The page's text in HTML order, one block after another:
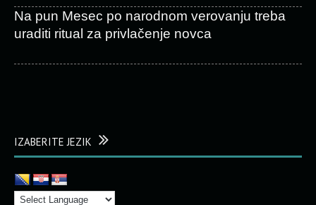
Na pun Mesec po narodnom verovanju treba
uraditi ritual za privlačenje novca
IZABERITE JEZIK